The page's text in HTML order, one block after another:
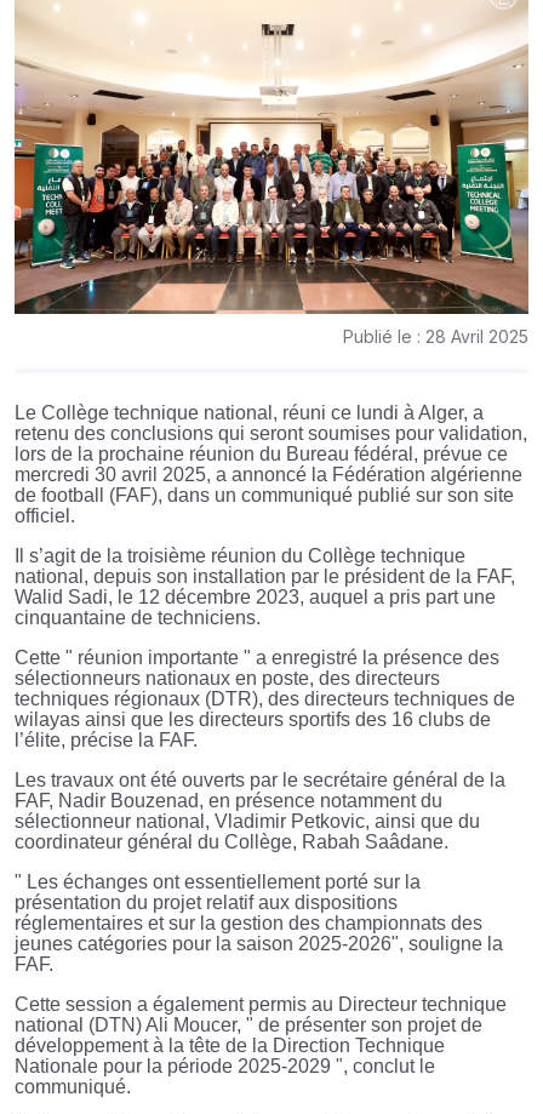
Publié le : 28 Avril 2025
Le Collège technique national, réuni ce lundi à Alger, a
retenu des conclusions qui seront soumises pour validation,
lors de la prochaine réunion du Bureau fédéral, prévue ce
mercredi 30 avril 2025, a annoncé la Fédération algérienne
de football (FAF), dans un communiqué publié sur son site
officiel.
Il s’agit de la troisième réunion du Collège technique
national, depuis son installation par le président de la FAF,
Walid Sadi, le 12 décembre 2023, auquel a pris part une
cinquantaine de techniciens.
Cette " réunion importante " a enregistré la présence des
sélectionneurs nationaux en poste, des directeurs
techniques régionaux (DTR), des directeurs techniques de
wilayas ainsi que les directeurs sportifs des 16 clubs de
l’élite, précise la FAF.
Les travaux ont été ouverts par le secrétaire général de la
FAF, Nadir Bouzenad, en présence notamment du
sélectionneur national, Vladimir Petkovic, ainsi que du
coordinateur général du Collège, Rabah Saâdane.
" Les échanges ont essentiellement porté sur la
présentation du projet relatif aux dispositions
réglementaires et sur la gestion des championnats des
jeunes catégories pour la saison 2025-2026", souligne la
FAF.
Cette session a également permis au Directeur technique
national (DTN) Ali Moucer, " de présenter son projet de
développement à la tête de la Direction Technique
Nationale pour la période 2025-2029 ", conclut le
communiqué.